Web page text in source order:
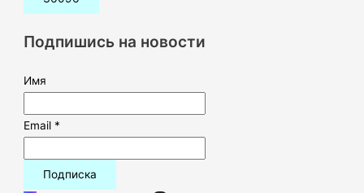
:Подпишись на новости
Имя
Email *